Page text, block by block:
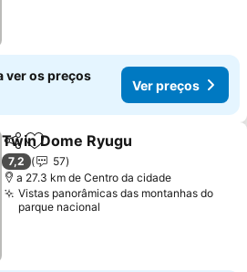
ver os preços
Ver preços
PartilharAdicionar aos favoritos
Twin Dome Ryugu
7,2
57
a 27.3 km de Centro da cidade
Vistas panorâmicas das montanhas do
parque nacional